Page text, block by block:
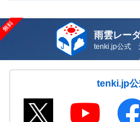
雨雲レー
tenki.jp公式
tenki.jp公